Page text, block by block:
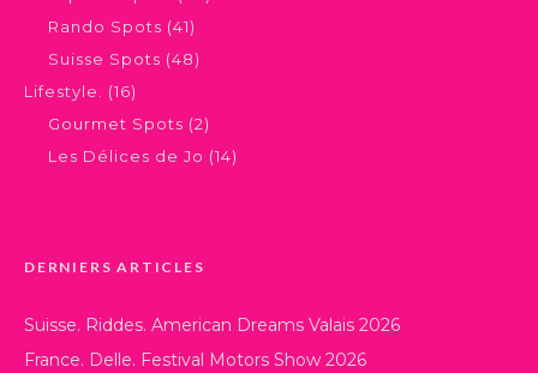
Rando Spots (41)
Suisse Spots (48)
Lifestyle. (16)
Gourmet Spots (2)
Les Délices de Jo (14)
DERNIERS ARTICLES
Suisse. Riddes. American Dreams Valais 2026
France. Delle. Festival Motors Show 2026